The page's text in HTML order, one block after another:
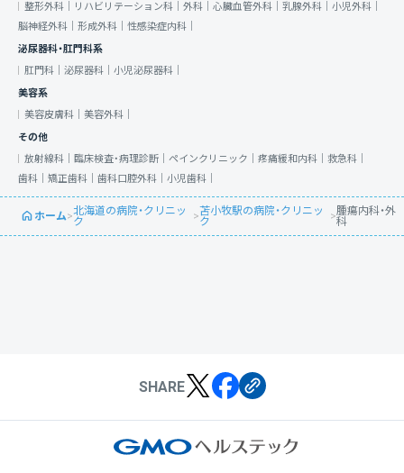
整形外科｜
リハビリテーション科｜ 外科｜ 心臓血管外科｜ 乳腺外科｜ 小児外科｜
脳神経外科｜ 形成外科｜ 性感染症内科｜
泌尿器科・肛門科系
肛門科｜ 泌尿器科｜ 小児泌尿器科｜
美容系
美容皮膚科｜ 美容外科｜
その他
放射線科｜ 臨床検査・病理診断｜ ペインクリニック｜ 疼痛緩和内科｜ 救急科｜
歯科｜ 矯正歯科｜ 歯科口腔外科｜ 小児歯科｜
ホーム>北海道の病院・クリニッ
ク
>苫小牧駅の病院・クリニッ
ク
>腫瘍内科・外
科
SHARE